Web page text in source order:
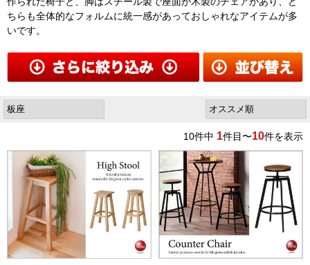
ちらも全体的なフォルムに統一感があっておしゃれなアイテムが多
いです。
10件中 1件目〜10件を表示